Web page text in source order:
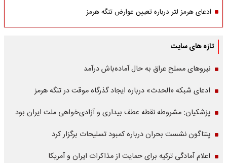
ادعای هرمز لتر درباره تعیین عوارض تنگه هرمز
تازه های سایت
نیروهای مسلح عراق به حال آماده‌باش درآمد
ادعای شبکه «الحدث» درباره ایجاد گذرگاه موقت در تنگه هرمز
پزشکیان: مشروطه نقطه عطف بیداری و آزادی‌خواهی ملت ایران بود
پنتاگون نشست بحران درباره کمبود تسلیحات برگزار کرد
اعلام آمادگی ترکیه برای حمایت از مذاکرات ایران و آمریکا